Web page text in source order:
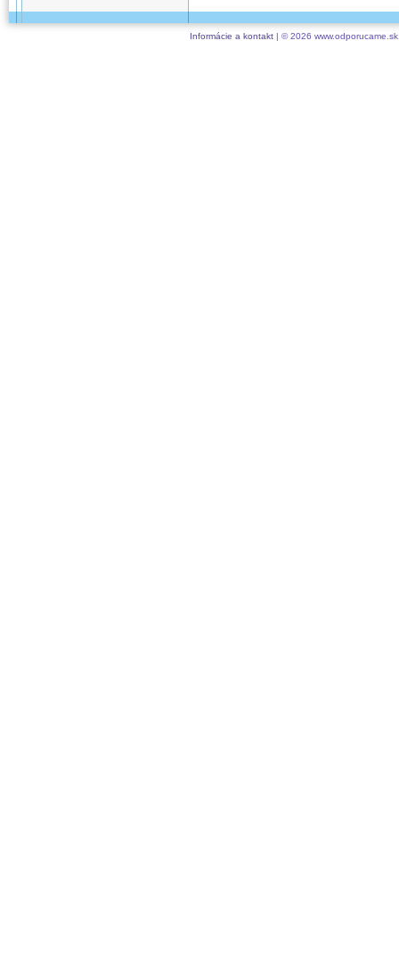
Informácie a kontakt| © 2026